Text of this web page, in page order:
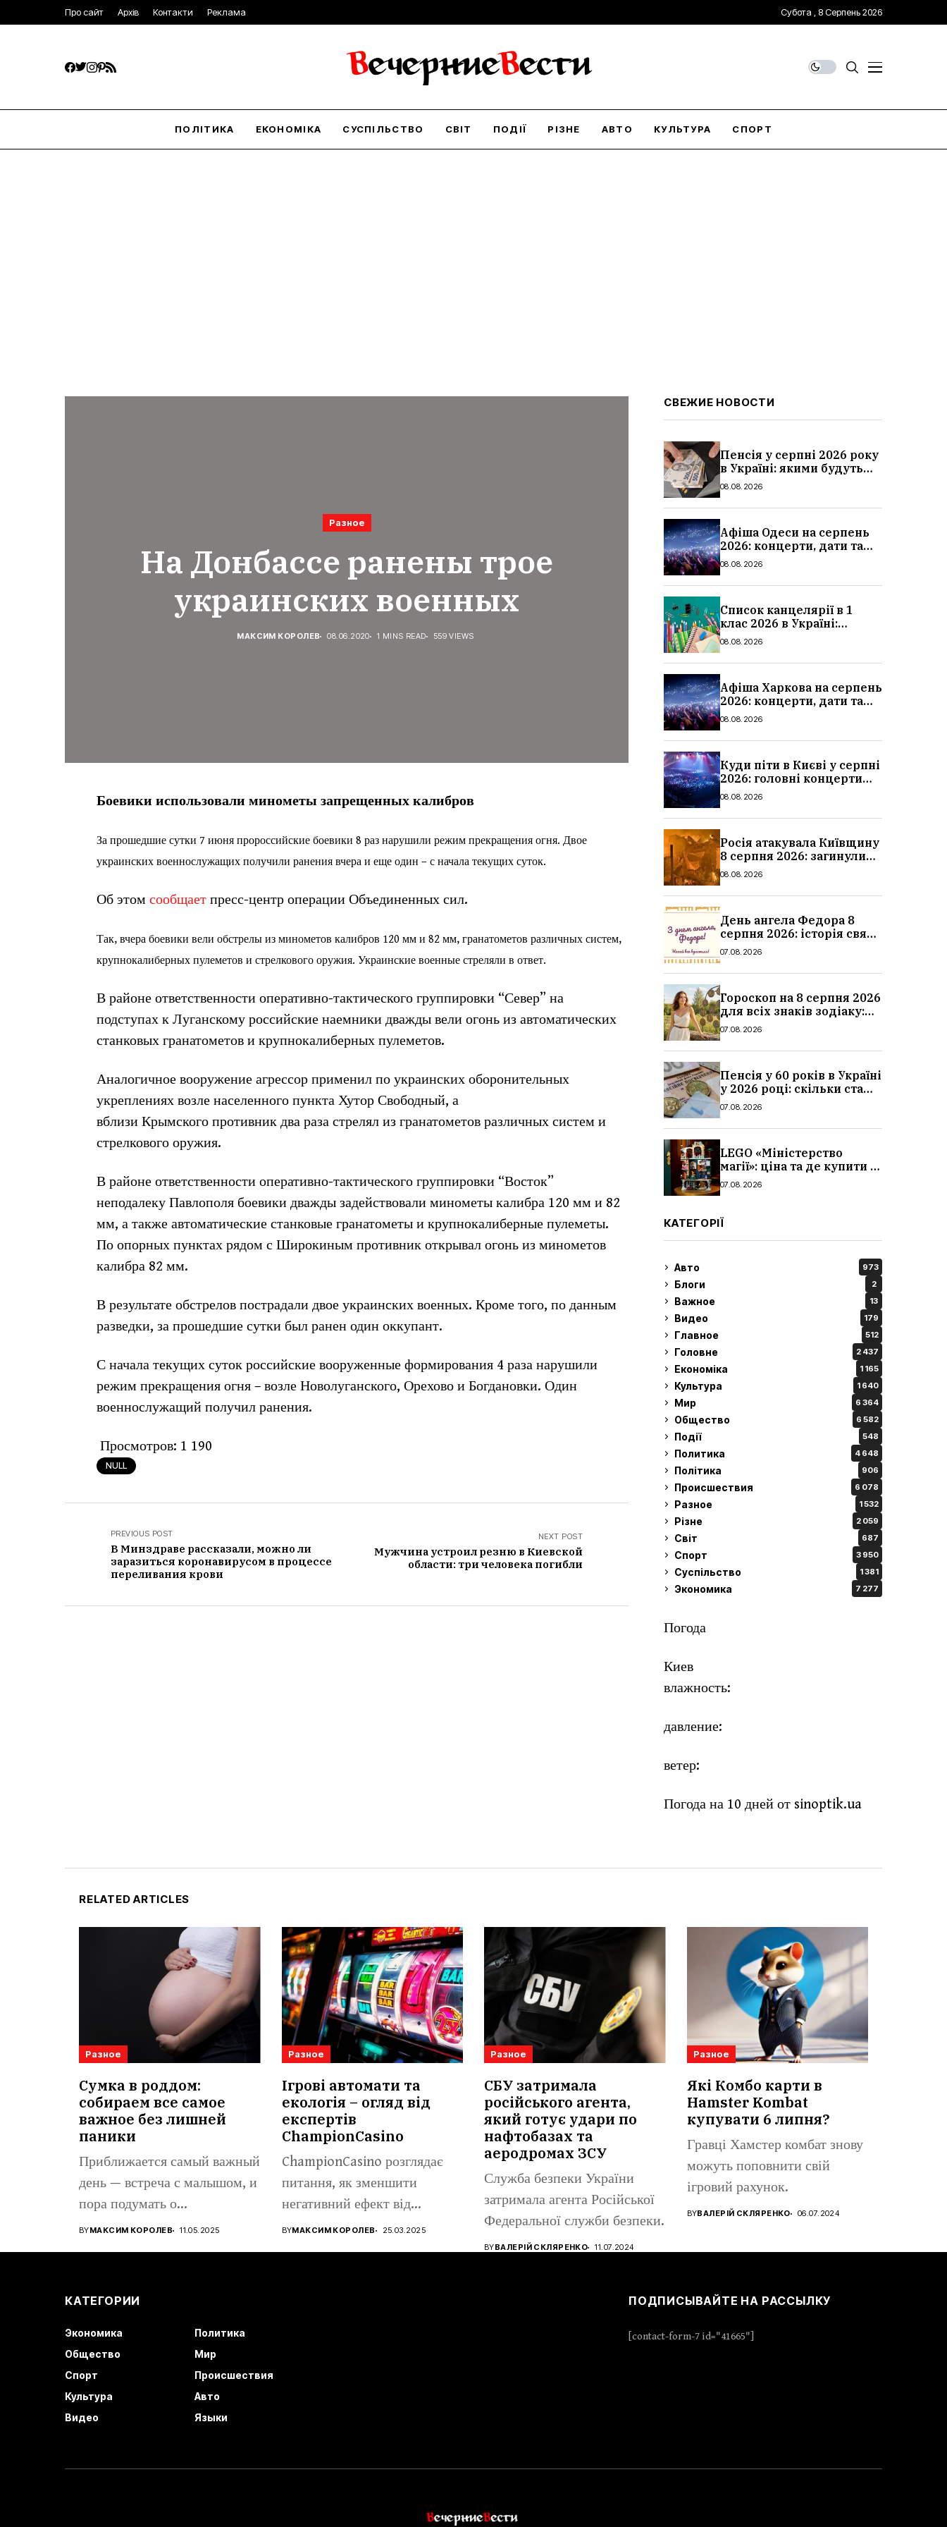
Про сайт Архів Контакти Реклама Субота , 8 Серпень 2026
ПОЛІТИКА ЕКОНОМІКА СУСПІЛЬСТВО СВІТ ПОДІЇ РІЗНЕ АВТО КУЛЬТУРА СПОРТ
Разное
На Донбассе ранены трое
украинских военных
МАКСИМ КОРОЛЕВ 08.06.2020 1 MINS READ 559 VIEWS
Боевики использовали минометы запрещенных калибров
За прошедшие сутки 7 июня пророссийские боевики 8 раз нарушили режим прекращения огня. Двое
украинских военнослужащих получили ранения вчера и еще один – с начала текущих суток.
Об этом сообщает пресс-центр операции Объединенных сил.
Так, вчера боевики вели обстрелы из минометов калибров 120 мм и 82 мм, гранатометов различных систем,
крупнокалиберных пулеметов и стрелкового оружия. Украинские военные стреляли в ответ.
В районе ответственности оперативно-тактического группировки “Север” на
подступах к Луганскому российские наемники дважды вели огонь из автоматических
станковых гранатометов и крупнокалиберных пулеметов.
Аналогичное вооружение агрессор применил по украинских оборонительных
укреплениях возле населенного пункта Хутор Свободный, а
вблизи Крымского противник два раза стрелял из гранатометов различных систем и
стрелкового оружия.
В районе ответственности оперативно-тактического группировки “Восток”
неподалеку Павлополя боевики дважды задействовали минометы калибра 120 мм и 82
мм, а также автоматические станковые гранатометы и крупнокалиберные пулеметы.
По опорных пунктах рядом с Широкиным противник открывал огонь из минометов
калибра 82 мм.
В результате обстрелов пострадали двое украинских военных. Кроме того, по данным
разведки, за прошедшие сутки был ранен один оккупант.
С начала текущих суток российские вооруженные формирования 4 раза нарушили
режим прекращения огня – возле Новолуганского, Орехово и Богдановки. Один
военнослужащий получил ранения.
Просмотров: 1 190
NULL
PREVIOUS POST
В Минздраве рассказали, можно ли
заразиться коронавирусом в процессе
переливания крови
NEXT POST
Мужчина устроил резню в Киевской
области: три человека погибли
СВЕЖИЕ НОВОСТИ
Пенсія у серпні 2026 року
в Україні: якими будуть
мінімальні та
суми
08.08.2026
Афіша Одеси на серпень
2026: концерти, дати та
ціни квитків
08.08.2026
Список канцелярії в 1
клас 2026 в Україні:
повний чек-лист для
08.08.2026
Афіша Харкова на серпень
2026: концерти, дати та
ціни квитків
08.08.2026
Куди піти в Києві у серпні
2026: головні концерти
місяця, дати, артисти та
08.08.2026
Росія атакувала Київщину
8 серпня 2026: загинули
троє людей, серед них
08.08.2026
День ангела Федора 8
серпня 2026: історія свята,
значення імені,
прозі
07.08.2026
Гороскоп на 8 серпня 2026
для всіх знаків зодіаку:
кохання, гроші та справи
07.08.2026
Пенсія у 60 років в Україні
у 2026 році: скільки стажу
потрібно, умови, кому
07.08.2026
LEGO «Міністерство
магії»: ціна та де купити в
Україні
07.08.2026
КАТЕГОРІЇ
Авто 973
Блоги 2
Важное 13
Видео 179
Главное 512
Головне 2 437
Економіка 1 165
Культура 1 640
Мир 6 364
Общество 6 582
Події 548
Политика 4 648
Політика 906
Происшествия 6 078
Разное 1 532
Різне 2 059
Світ 687
Спорт 3 950
Суспільство 1 381
Экономика 7 277
Погода
Киев
влажность:
давление:
ветер:
Погода на 10 дней от sinoptik.ua
RELATED ARTICLES
Разное
Сумка в роддом:
собираем все самое
важное без лишней
паники
Приближается самый важный
день — встреча с малышом, и
пора подумать о...
BYМАКСИМ КОРОЛЕВ 11.05.2025
Разное
Ігрові автомати та
екологія – огляд від
експертів
ChampionCasino
ChampionCasino розглядає
питання, як зменшити
негативний ефект від
виробництва ігрових
BYМАКСИМ КОРОЛЕВ 25.03.2025
Разное
СБУ затримала
російського агента,
який готує удари по
нафтобазах та
аеродромах ЗСУ
Служба безпеки України
затримала агента Російської
Федеральної служби безпеки.
BYВАЛЕРІЙ СКЛЯРЕНКО 11.07.2024
Разное
Які Комбо карти в
Hamster Kombat
купувати 6 липня?
Гравці Хамстер комбат знову
можуть поповнити свій
ігровий рахунок.
BYВАЛЕРІЙ СКЛЯРЕНКО 06.07.2024
КАТЕГОРИИ
Экономика
Политика
Общество
Мир
Спорт
Происшествия
Культура
Авто
Видео
Языки
ПОДПИСЫВАЙТЕ НА РАССЫЛКУ
[contact-form-7 id="41665"]